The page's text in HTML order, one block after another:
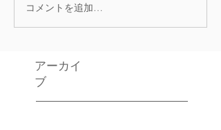
コメントを追加…
アーカイ
ブ